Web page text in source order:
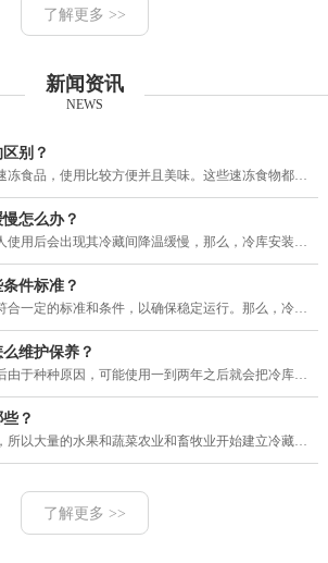
了解更多 >>
新闻资讯
NEWS
别？
现在很多人都比较喜欢吃速冻食品，使用比较方便并且美味。这些速冻食物都需要用冷库进行保存，目前市场上的冷库有速冻冷库和冷冻
怎么办？
装配式冷库安装完毕，投人使用后会出现其冷藏间降温缓慢，那么，冷库安装后冷间降温缓慢怎么办？其大致故障原因和排除方法如下。
件标准？
我们都知道，冷库安装应符合一定的标准和条件，以确保稳定运行。那么，冷库安装需要符合哪些条件标准？下面就由河南赛福特机电工
维护保养？
有些客户新建一个冷库之后由于种种原因，可能使用一到两年之后就会把冷库暂停使用一段很长的时间，那么，我们的冷库长时间不使用
？
冷藏大多用于水果和蔬菜，所以大量的水果和蔬菜农业和畜牧业开始建立冷藏。现在的冷库建设，设计理念多变，工艺也改进了很多，配
了解更多 >>